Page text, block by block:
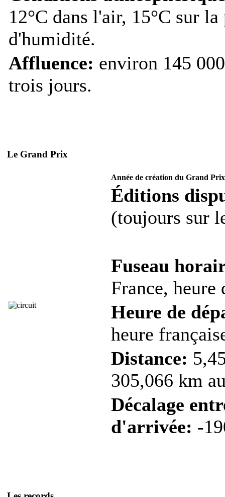
12°C dans l'air, 15°C sur
d'humidité.
Affluence: environ 145
trois jours.
Le Grand Prix
Année de création du Grand
Éditions
(toujours sur
Fuseau
France, heure
Heure de
heure
Distance:
305,066 km
Décalage
d'arrivée: -